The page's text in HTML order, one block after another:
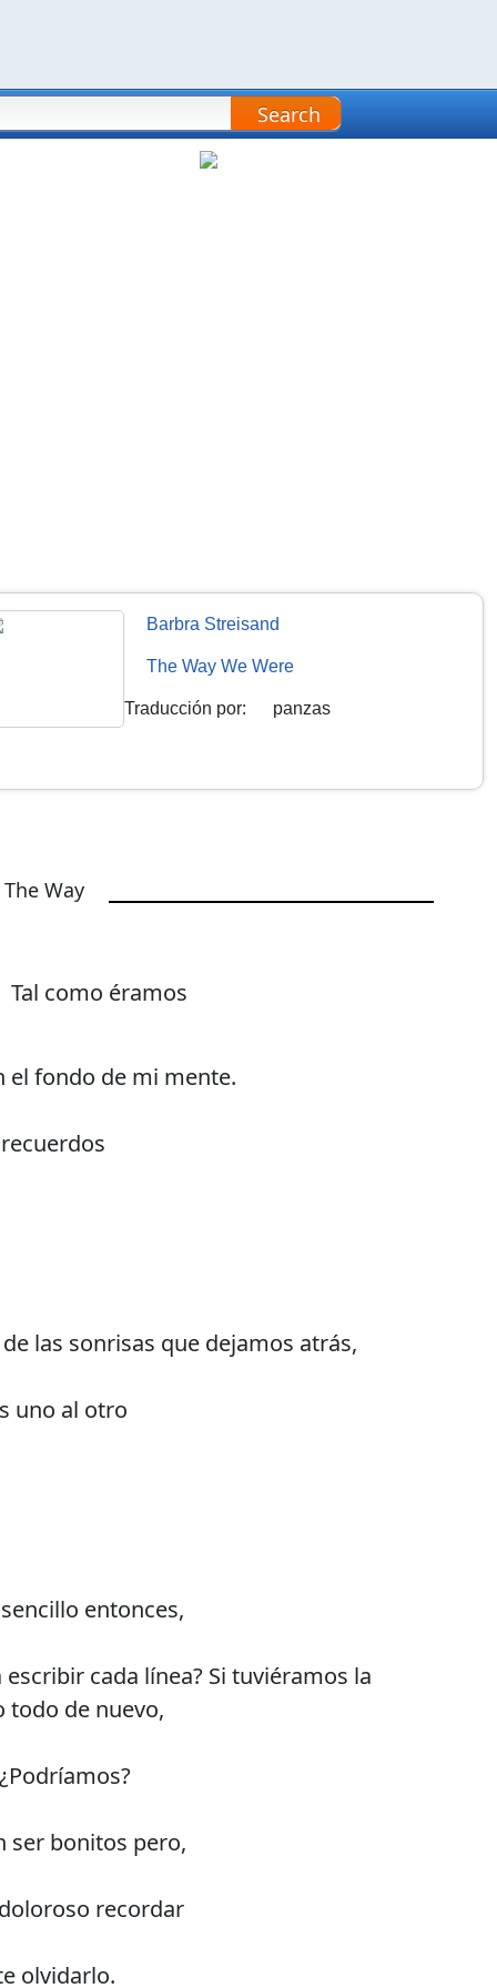
Search
Barbra Streisand
The Way We Were
Traducción por: panzas
Way
Tal como éramos
el fondo de mi mente.
las sonrisas que dejamos atrás,
uno al otro
entonces,
cada línea? Si tuviéramos la
todo de nuevo,
ser bonitos pero,
recordar
olvidarlo.